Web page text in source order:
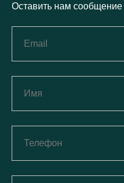
Оставить нам сообщение